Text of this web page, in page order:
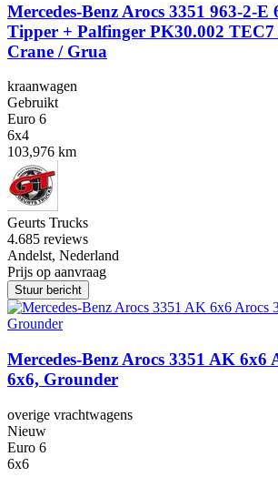
Mercedes-Benz Arocs 3351 963-2-
Tipper + Palfinger PK30.002
Crane / Grua
kraanwagen
Gebruikt
Euro 6
6x4
103,976 km
Geurts Trucks
4.685 reviews
Andelst, Nederland
Prijs op aanvraag
Stuur bericht
Mercedes-Benz Arocs 3351 AK 6x6
6x6, Grounder
overige vrachtwagens
Nieuw
Euro 6
6x6